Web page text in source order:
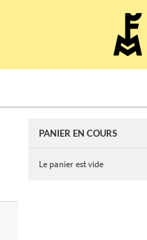
PANIER EN COURS
Le panier est vide